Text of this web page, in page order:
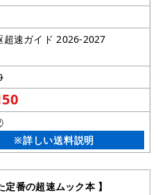
超速ガイド 2026-2027
※詳しい送料説明
定番の超速ムック本 】